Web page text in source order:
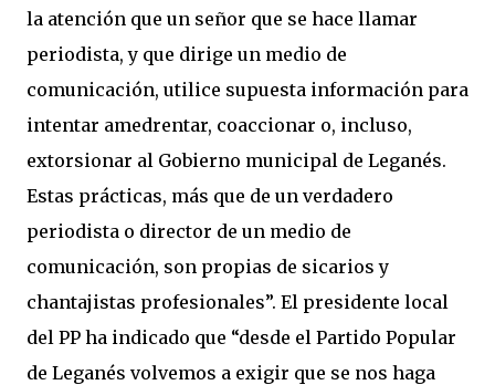
la atención que un señor que se hace llamar
periodista, y que dirige un medio de
comunicación, utilice supuesta información para
intentar amedrentar, coaccionar o, incluso,
extorsionar al Gobierno municipal de Leganés.
Estas prácticas, más que de un verdadero
periodista o director de un medio de
comunicación, son propias de sicarios y
chantajistas profesionales”. El presidente local
del PP ha indicado que “desde el Partido Popular
de Leganés volvemos a exigir que se nos haga